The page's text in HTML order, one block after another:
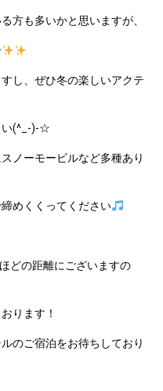
方も多いかと思いますが、
し、ぜひ冬の楽しいアクテ
い(^_-)-☆
ノーモービルなど多種あり
めくくってください
どの距離にございますの
ります！
のご宿泊をお待ちしており